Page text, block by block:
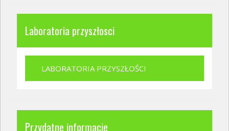
Laboratoria przyszłosci
LABORATORIA PRZYSZŁOŚCI
Przydatne informacje